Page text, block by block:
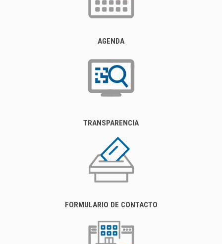
AGENDA
TRANSPARENCIA
FORMULARIO DE CONTACTO